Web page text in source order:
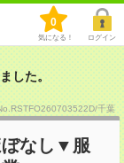
0
気になる！ ログイン
した。
千葉
ぼなし▼服